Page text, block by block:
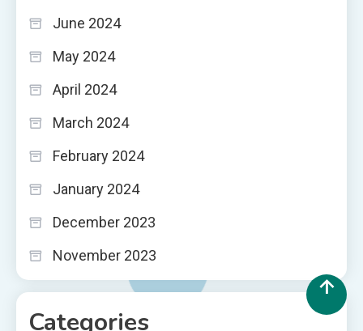
June 2024
May 2024
April 2024
March 2024
February 2024
January 2024
December 2023
November 2023
Categories